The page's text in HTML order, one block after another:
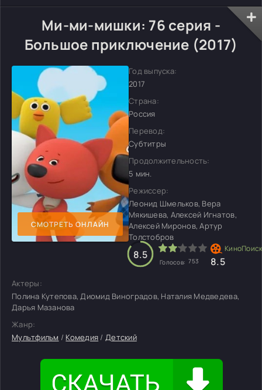
Ми-ми-мишки: 76 серия -
Большое приключение (2017)
СМОТРЕТЬ ОНЛАЙН
Год выпуска:
2017
Страна:
Россия
Перевод:
Субтитры
Продолжительность:
5 мин.
Режиссер:
Леонид Шмельков, Вера
Мякишева, Алексей Игнатов,
Алексей Миронов, Артур
Толстобров
8.5
Голосов: 753 8.5
Актеры:
Полина Кутепова, Диомид Виноградов, Наталия Медведева,
Дарья Мазанова
Жанр:
Мультфильм / Комедия / Детский